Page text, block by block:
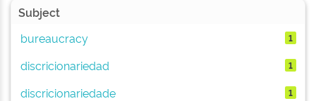
Subject
bureaucracy
1
discricionariedad 1
discricionariedade 1